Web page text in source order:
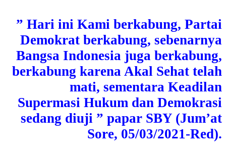
” Hari ini Kami berkabung, Partai
Demokrat berkabung, sebenarnya
Bangsa Indonesia juga berkabung,
berkabung karena Akal Sehat telah
mati, sementara Keadilan
Supermasi Hukum dan Demokrasi
sedang diuji ” papar SBY (Jum’at
Sore, 05/03/2021-Red).